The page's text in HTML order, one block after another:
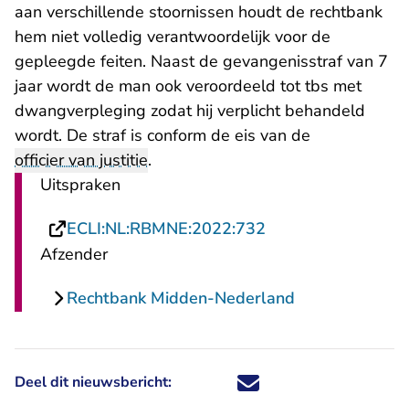
aan verschillende stoornissen houdt de rechtbank
hem niet volledig verantwoordelijk voor de
gepleegde feiten. Naast de gevangenisstraf van 7
jaar wordt de man ook veroordeeld tot tbs met
dwangverpleging zodat hij verplicht behandeld
wordt. De straf is conform de eis van de
officier van justitie.
Uitspraken
ECLI:NL:RBMNE:2022:732
Afzender
Rechtbank Midden-Nederland
Deel dit nieuwsbericht: Deel dit nieuwsbericht via X -
Deel dit nieuwsbericht via
Deel dit nieuwsbericht
Deel dit